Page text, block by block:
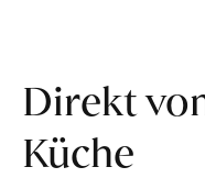
Direkt
Küche